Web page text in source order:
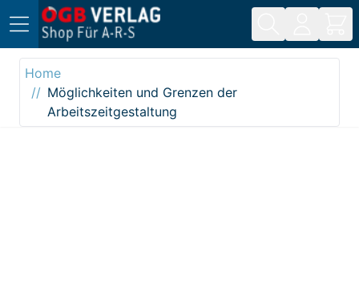
Direkt zum Inhalt
Home
Möglichkeiten und Grenzen der
Arbeitszeitgestaltung